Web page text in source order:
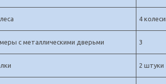
4
с металлическими дверьми 3
2 штуки